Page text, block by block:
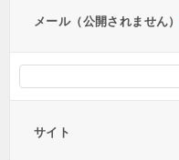
メール（公開されません）
サイト